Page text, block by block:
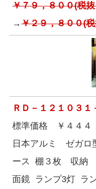
￥７９，８００(税
→￥２９，８００(
ＲＤ－１２１０３１
標準価格 ￥４４４
日本アルミ ゼガロ
ース 棚３枚 収納
面鏡 ランプ3灯 ラ